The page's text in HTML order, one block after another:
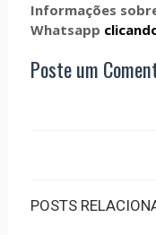
Informações
Whatsapp
Poste um
POSTS